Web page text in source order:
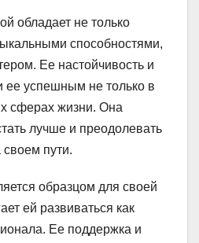
обладает не только
способностями,
Ее настойчивость и
ее успешным не только в
сферах жизни. Она
лучше и преодолевать
пути.
образцом для своей
ей развиваться как
Ее поддержка и